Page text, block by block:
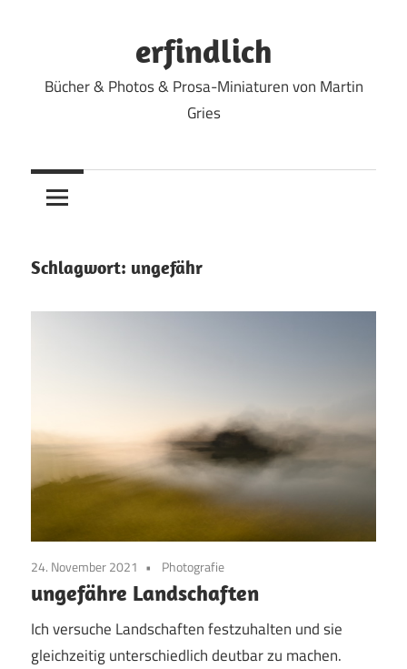
erfindlich
Bücher & Photos & Prosa-Miniaturen von Martin
Gries
Schlagwort: ungefähr
24. November 2021 Photografie
ungefähre Landschaften
Ich versuche Landschaften festzuhalten und sie
gleichzeitig unterschiedlich deutbar zu machen.